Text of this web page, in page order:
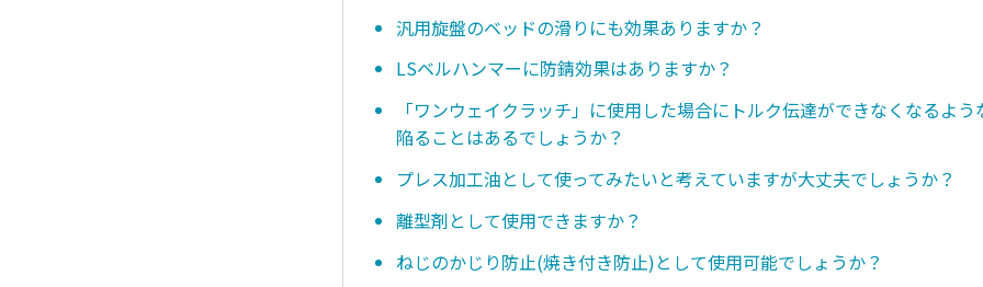
汎用旋盤のベッドの滑りにも効果ありますか？
LSベルハンマーに防錆効果はありますか？
「ワンウェイクラッチ」に使用した場合にトルク伝達ができなくなるよ
陥ることはあるでしょうか？
プレス加工油として使ってみたいと考えていますが大丈夫でしょうか？
離型剤として使用できますか？
ねじのかじり防止(焼き付き防止)として使用可能でしょうか？